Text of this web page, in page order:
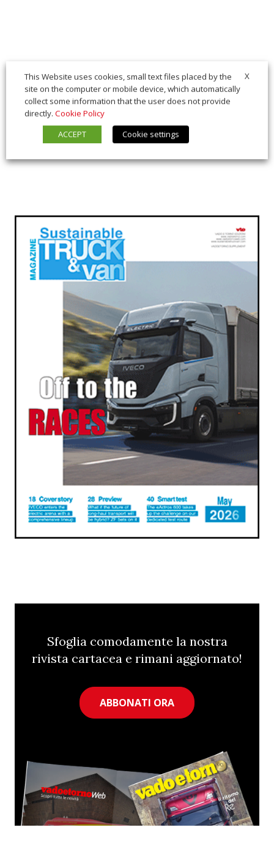
Sfoglia comodamente la nostra
rivista cartacea e rimani aggiornato!
ABBONATI ORA
X
This Website uses cookies, small text files placed by the
site on the computer or mobile device, which automatically
collect some information that the user does not provide
directly. Cookie Policy
ACCEPT
Cookie settings